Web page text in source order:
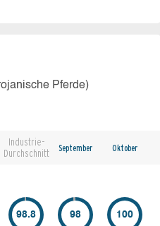
Pferde)
Industrie-
Durchschnitt
September Oktober
98.8 98 100